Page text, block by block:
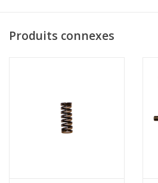
Produits connexes